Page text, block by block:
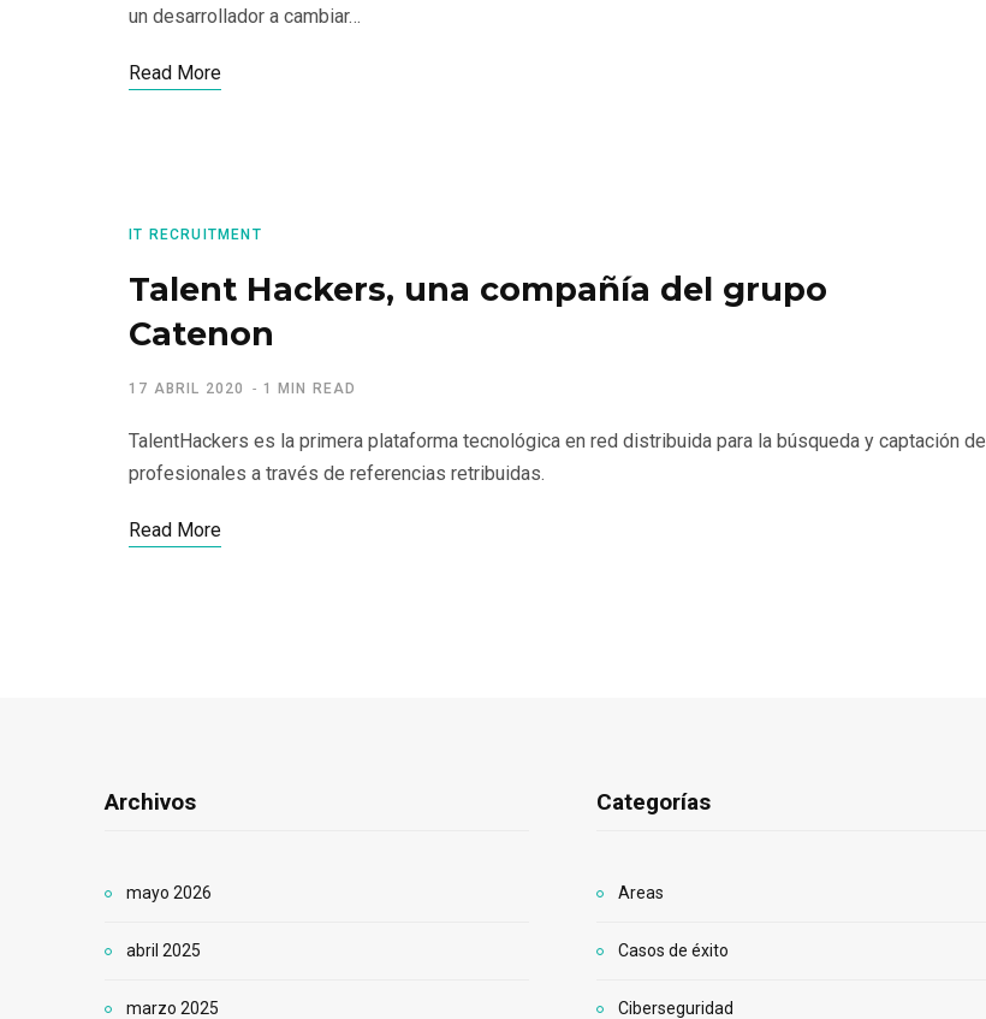
un desarrollador a cambiar…
Read More
IT RECRUITMENT
Talent Hackers, una compañía del grupo
Catenon
17 ABRIL 2020 1 MIN READ
TalentHackers es la primera plataforma tecnológica en red distribuida para la búsqueda y captación de
profesionales a través de referencias retribuidas.
Read More
Archivos
mayo 2026
abril 2025
marzo 2025
Categorías
Areas
Casos de éxito
Ciberseguridad